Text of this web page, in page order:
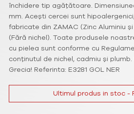
închidere tip agățătoare.
mm. Acești cercei sunt
fabricate din ZAMAC (Zinc Aluminiu
(Fără nichel). Toate produsele
cu pielea sunt conforme cu
conținutul de nichel, cadmiu și
Grecia! Referinta: E3281 GOL NER
Ultimul produs in stoc -